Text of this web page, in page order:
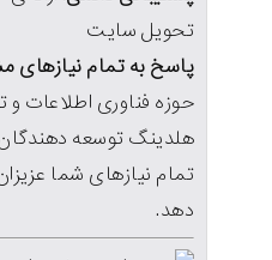
تحویل سایت
پاسخ به تمام نیازهای
حوزه فناوری اطلاعات و
هلدینگ توسعه
تمام نیازهای شما
دهد.